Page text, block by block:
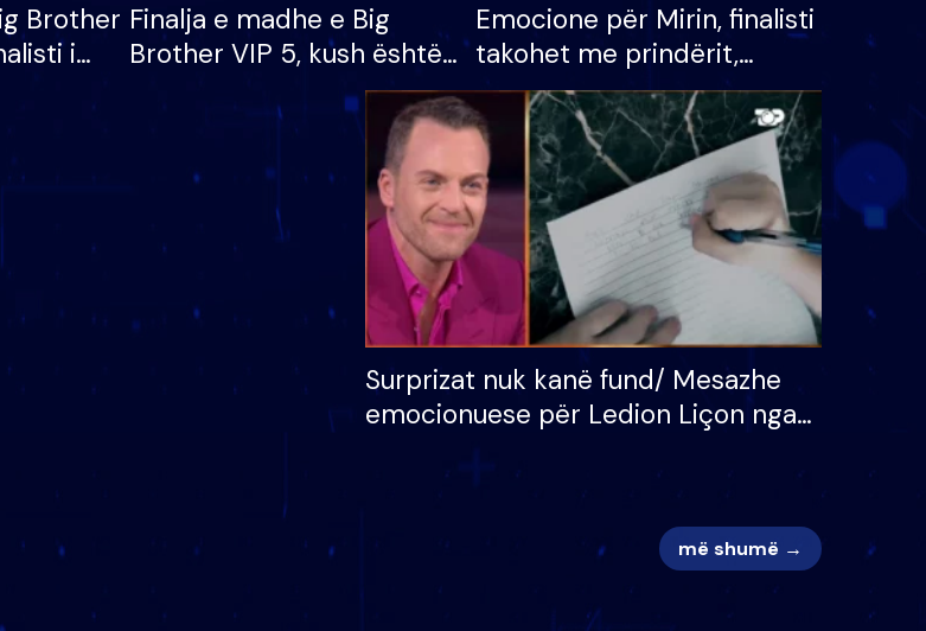
Brother
i
Finalja e madhe e Big
Brother VIP 5, kush është
banori i parë që lë shtëpinë
dhe humb mundësinë për
të fituar çmimin e madh
Emocione për Mirin, finalisti
takohet me prindërit,
vajzën dhe bashkëshorten:
S’kemi ndonjë letër divorci
apo jo?
Surprizat nuk kanë fund/ Mesazhe
emocionuese për Ledion Liçon nga
më shumë →